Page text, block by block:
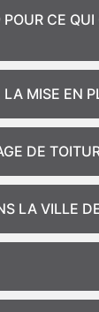
CE
MISE EN
DE
LA VILLE